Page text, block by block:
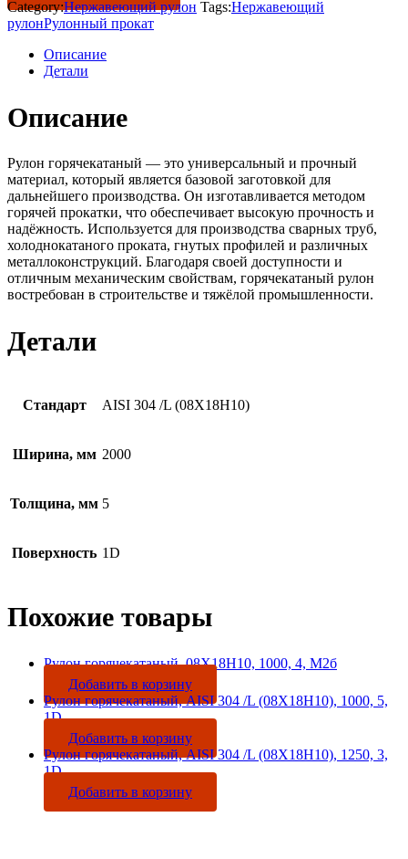
Category:Нержавеющий рулон Tags:Нержавеющий
рулонРулонный прокат
Описание
Детали
Описание
Рулон горячекатаный — это универсальный и прочный
материал, который является базовой заготовкой для
дальнейшего производства. Он изготавливается методом
горячей прокатки, что обеспечивает высокую прочность и
надёжность. Используется для производства сварных труб,
холоднокатаного проката, гнутых профилей и различных
металлоконструкций. Благодаря своей доступности и
отличным механическим свойствам, горячекатаный рулон
востребован в строительстве и тяжёлой промышленности.
Детали
Стандарт AISI 304 /L (08Х18Н10)
Ширина, мм 2000
Толщина, мм 5
Поверхность 1D
Похожие товары
Рулон горячекатаный, 08Х18Н10, 1000, 4, М2б
Добавить в корзину
Рулон горячекатаный, AISI 304 /L (08Х18Н10), 1000, 5,
1D
Добавить в корзину
Рулон горячекатаный, AISI 304 /L (08Х18Н10), 1250, 3,
1D
Добавить в корзину